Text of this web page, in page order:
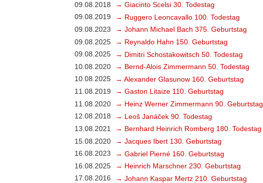
09.08.2018
→ Giacinto Scelsi 30. Todestag
09.08.2019
→ Ruggero Leoncavallo 100. Todestag
09.08.2023
→ Johann Michael Bach 375. Geburtstag
09.08.2025
→ Reynaldo Hahn 150. Geburtstag
09.08.2025
→ Dimitri Schostakowitsch 50. Todestag
10.08.2020
→ Bernd-Alois Zimmermann 50. Todestag
10.08.2025
→ Alexander Glasunow 160. Geburtstag
11.08.2019
→ Gaston Litaize 110. Geburtstag
11.08.2020
→ Heinz Werner Zimmermann 90. Geburtstag
12.08.2018
→ Leoš Janáček 90. Todestag
13.08.2021
→ Bernhard Heinrich Romberg 180. Todestag
15.08.2020
→ Jacques Ibert 130. Geburtstag
16.08.2023
→ Gabriel Pierné 160. Geburtstag
16.08.2025
→ Heinrich Marschner 230. Geburtstag
17.08.2016
→ Johann Kaspar Mertz 210. Geburtstag